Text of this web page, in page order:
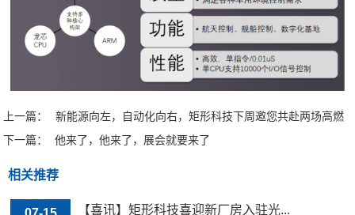
上一篇：
新能源向左，自动化向右，矩形科技下周邀您共赴两场高燃
展会
下一篇： 他来了，他来了，展会就要来了
相关推荐
【喜讯】矩形科技喜迎新厂房入驻光...